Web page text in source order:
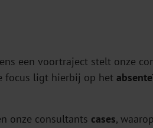
een voortraject stelt onze
focus ligt hierbij op het
onze consultants cases,